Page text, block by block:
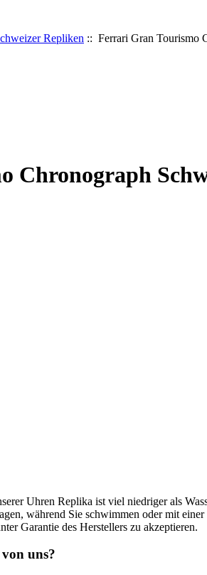
Repliken :: Ferrari Gran Tourismo
Chronograph
Uhren Replika ist viel niedriger als
während Sie schwimmen oder mit
Garantie des Herstellers zu akzeptieren.
uns?